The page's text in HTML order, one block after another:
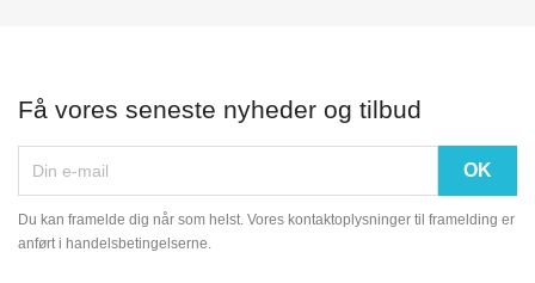
Få vores seneste nyheder og tilbud
Du kan framelde dig når som helst. Vores kontaktoplysninger til framelding er
anført i handelsbetingelserne.